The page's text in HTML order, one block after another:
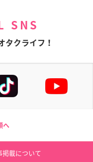
SNS
タクライフ！
へ
掲載について